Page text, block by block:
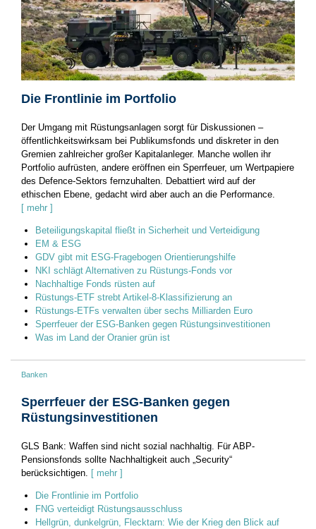
Die Frontlinie im Portfolio
Der Umgang mit Rüstungsanlagen sorgt für Diskussionen –
öffentlichkeitswirksam bei Publikumsfonds und diskreter in den
Gremien zahlreicher großer Kapitalanleger. Manche wollen ihr
Portfolio aufrüsten, andere eröffnen ein Sperrfeuer, um Wertpapiere
des Defence-Sektors fernzuhalten. Debattiert wird auf der
ethischen Ebene, gedacht wird aber auch an die Performance.
[ mehr ]
Beteiligungskapital fließt in Sicherheit und Verteidigung
EM & ESG
GDV gibt mit ESG-Fragebogen Orientierungshilfe
NKI schlägt Alternativen zu Rüstungs-Fonds vor
Nachhaltige Fonds rüsten auf
Rüstungs-ETF strebt Artikel-8-Klassifizierung an
Rüstungs-ETFs verwalten über sechs Milliarden Euro
Sperrfeuer der ESG-Banken gegen Rüstungsinvestitionen
Was im Land der Oranier grün ist
Banken
Sperrfeuer der ESG-Banken gegen
Rüstungsinvestitionen
GLS Bank: Waffen sind nicht sozial nachhaltig. Für ABP-
Pensionsfonds sollte Nachhaltigkeit auch „Security“
berücksichtigen. [ mehr ]
Die Frontlinie im Portfolio
FNG verteidigt Rüstungsausschluss
Hellgrün, dunkelgrün, Flecktarn: Wie der Krieg den Blick auf